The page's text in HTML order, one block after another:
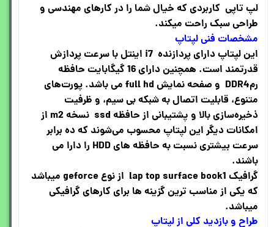
لپ تاپی کاربردی که خیال شما را در کارهای مهندسی و
طراحی سبک راحت میکند.
مشخصات فنی لپتاپ
این لپتاپ دارای پردازنده i7 اینتل با سرعت پردازش
قدرتمند است. همچنین دارای 16 گیگابایت حافظه
رمDDR4 و صفحه نمایش full hd می باشد. پورت‌های
متنوع، قابلیت اتصال به شبکه بی سیم، و ظرفیت
ذخیره‌سازی بالا و پشتیبانی از حافظه ssd نسخه m2 از
امکانات دیگر این لپتاپ محسوب می‌شوند که ده برابر
سرعت بیشتری نسبت به حافظه های HDD را دارا می
باشند.
گرافیک lap top surface book1 از نوع geforce میباشد
که یکی از مناسب ترین گزینه ها برای کارهای گرافیکی
میباشد.
طراح و بازدید کلی از لپتاپ